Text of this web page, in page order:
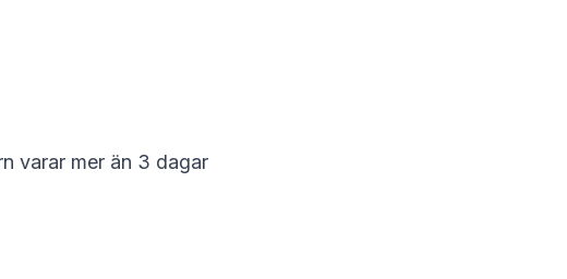
varar mer än 3 dagar